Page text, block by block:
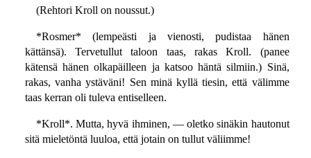
(Rehtori Kroll on noussut.)
*Rosmer* (lempeästi ja vienosti, pudistaa hänen
kättänsä). Tervetullut taloon taas, rakas Kroll. (panee
kätensä hänen olkapäilleen ja katsoo häntä silmiin.) Sinä,
rakas, vanha ystäväni! Sen minä kyllä tiesin, että välimme
taas kerran oli tuleva entiselleen.
*Kroll*. Mutta, hyvä ihminen, — oletko sinäkin hautonut
sitä mieletöntä luuloa, että jotain on tullut väliimme!